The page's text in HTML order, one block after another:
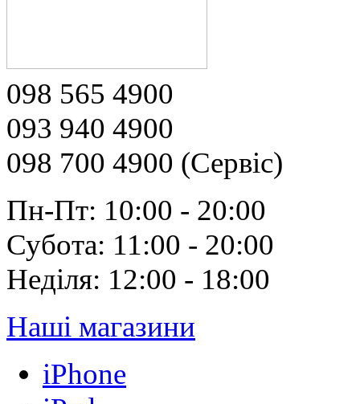
098 565 4900
093 940 4900
098 700 4900 (Сервіс)
Пн-Пт: 10:00 - 20:00
Субота: 11:00 - 20:00
Неділя: 12:00 - 18:00
Наші магазини
iPhone